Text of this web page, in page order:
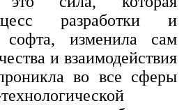
разработки и
софта, изменила сам
и взаимодействия
во все сферы